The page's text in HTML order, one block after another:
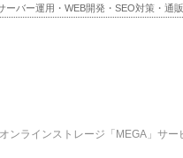
ーバー運用・WEB開発・SEO対策・通
ンラインストレージ「MEGA」サー